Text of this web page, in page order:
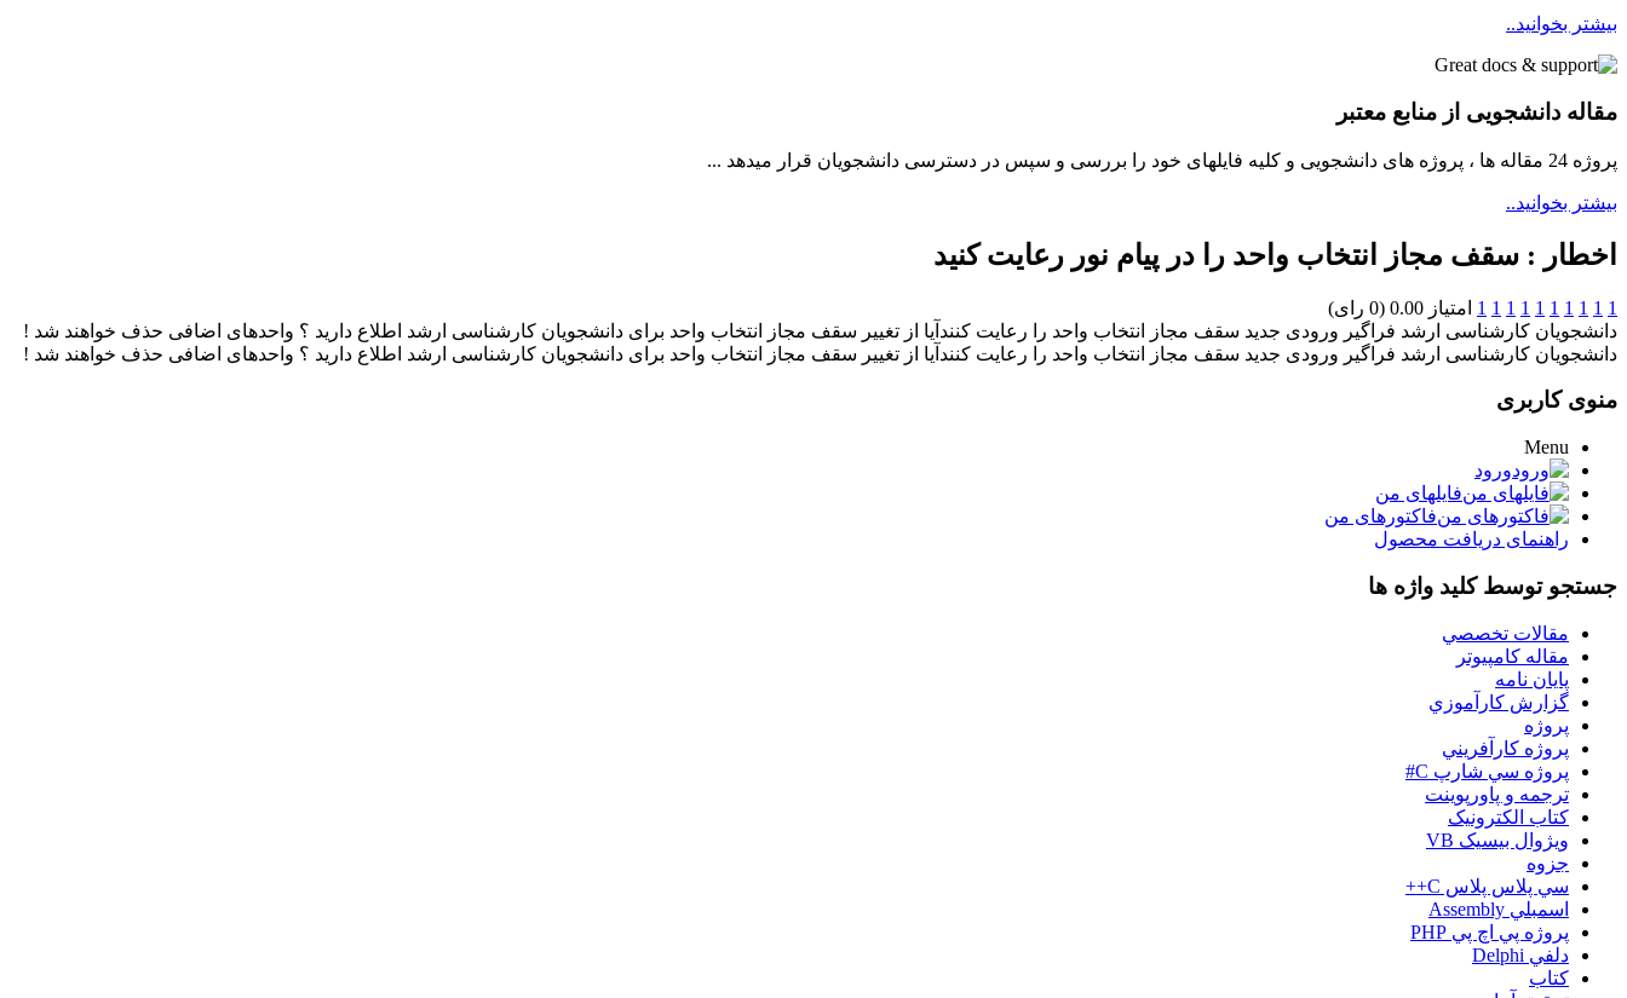
بیشتر بخوانید..
مقاله دانشجویی از منابع معتبر
پروژه 24 مقاله ها ، پروژه های دانشجویی و کلیه فایلهای خود را بررسی و سپس در دسترسی دانشجویان قرار میدهد ...
بیشتر بخوانید..
اخطار : سقف مجاز انتخاب واحد را در پیام نور رعایت کنید
1
1
1
1
1
1
1
1
1
1 امتیاز 0.00 (0 رای)
دانشجویان کارشناسی ارشد فراگیر ورودی جدید سقف مجاز انتخاب واحد را رعایت کنندآیا از تغییر سقف مجاز انتخاب واحد برای دانشجویان کارشناسی ارشد اطلاع دارید ؟ واحدهای اضافی حذف خواهند شد !
دانشجویان کارشناسی ارشد فراگیر ورودی جدید سقف مجاز انتخاب واحد را رعایت کنندآیا از تغییر سقف مجاز انتخاب واحد برای دانشجویان کارشناسی ارشد اطلاع دارید ؟ واحدهای اضافی حذف خواهند شد !
منوی کاربری
Menu
ورود
فایلهای من
فاکتورهای من
راهنمای دریافت محصول
جستجو توسط کلید واژه ها
مقالات تخصصي
مقاله کامپیوتر
پایان نامه
گزارش کارآموزي
پروژه
پروژه کارآفريني
پروژه سي شارپ C#
ترجمه و پاورپوينت
کتاب الکترونيک
ويژوال بيسيک VB
جزوه
سي پلاس پلاس C++
اسمبلي Assembly
پروژه پي اچ پي PHP
دلفي Delphi
کتاب